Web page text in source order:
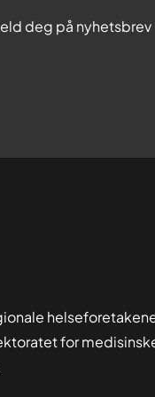
deg på nyhetsbrev
for